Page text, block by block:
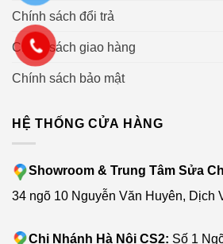
Chính sách đổi trả
Chính sách giao hàng
Chính sách bảo mật
HỆ THỐNG CỬA HÀNG
Showroom & Trung Tâm Sửa
34 ngõ 10 Nguyễn Văn Huyên, Dịch
Chi Nhánh Hà Nội CS2: Số 1